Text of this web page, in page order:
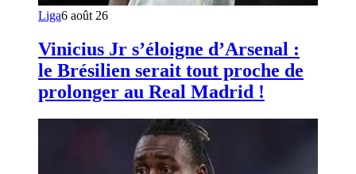
Liga6 août 26
Vinicius Jr s’éloigne d’Arsenal :
le Brésilien serait tout proche de
prolonger au Real Madrid !